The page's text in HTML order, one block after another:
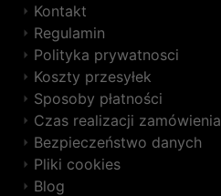
Kontakt
Regulamin
Polityka prywatnosci
Koszty przesyłek
Sposoby płatności
Czas realizacji zamówienia
Bezpieczeństwo danych
Pliki cookies
Blog